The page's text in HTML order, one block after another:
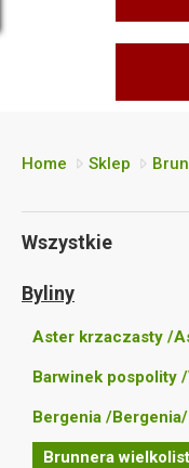
Home Sklep
Wszystkie
Byliny
Aster krzaczasty /
Barwinek pospolity
Bergenia /Bergenia/
Brunnera